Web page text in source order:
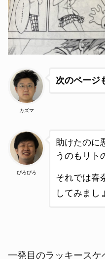
カズマ
次のページ
ぴろぴろ
助けたのに
うのもリト
それでは春
してみまし
一発目のラッキースケ